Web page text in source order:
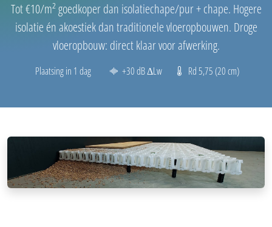
Tot €10/m² goedkoper dan isolatiechape/pur + chape. Hogere
isolatie én akoestiek dan traditionele vloeropbouwen. Droge
vloeropbouw: direct klaar voor afwerking.
Plaatsing in 1 dag +30 dB ΔLw Rd 5,75 (20 cm)